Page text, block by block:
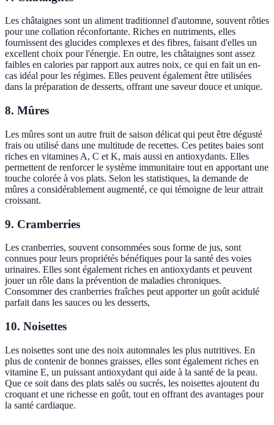
Les châtaignes sont un aliment traditionnel d'automne, souvent rôties
pour une collation réconfortante. Riches en nutriments, elles
fournissent des glucides complexes et des fibres, faisant d'elles un
excellent choix pour l'énergie. En outre, les châtaignes sont assez
faibles en calories par rapport aux autres noix, ce qui en fait un en-
cas idéal pour les régimes. Elles peuvent également être utilisées
dans la préparation de desserts, offrant une saveur douce et unique.
8. Mûres
Les mûres sont un autre fruit de saison délicat qui peut être dégusté
frais ou utilisé dans une multitude de recettes. Ces petites baies sont
riches en vitamines A, C et K, mais aussi en antioxydants. Elles
permettent de renforcer le système immunitaire tout en apportant une
touche colorée à vos plats. Selon les statistiques, la demande de
mûres a considérablement augmenté, ce qui témoigne de leur attrait
croissant.
9. Cramberries
Les cranberries, souvent consommées sous forme de jus, sont
connues pour leurs propriétés bénéfiques pour la santé des voies
urinaires. Elles sont également riches en antioxydants et peuvent
jouer un rôle dans la prévention de maladies chroniques.
Consommer des cranberries fraîches peut apporter un goût acidulé
parfait dans les sauces ou les desserts,
10. Noisettes
Les noisettes sont une des noix automnales les plus nutritives. En
plus de contenir de bonnes graisses, elles sont également riches en
vitamine E, un puissant antioxydant qui aide à la santé de la peau.
Que ce soit dans des plats salés ou sucrés, les noisettes ajoutent du
croquant et une richesse en goût, tout en offrant des avantages pour
la santé cardiaque.